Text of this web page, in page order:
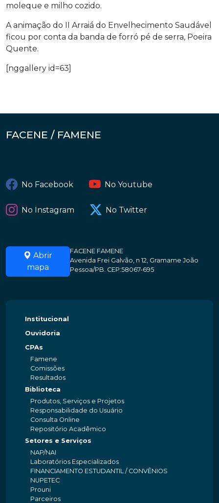
moleque e milho cozido.
A animação do II Arraiá do Envelhecimento Saudável
ficou por conta da banda de forró pé de serra, Poeira
Quente.
[nggallery id=63]
FACENE / FAMENE
No Facebook No Youtube
No Instagram No Twitter
Abrir
mapa
FACENE FAMENE
Avenida Frei Galvão, n 12, Gramame João
Pessoa/PB. CEP:58067-695
Institucional
Ouvidoria
CPAs
Famene
Comissões
Resultados
Biblioteca
Produtos, Serviços e Projetos
Responsabilidade do Usuário
Consulta Online
Repositório Acadêmico
Setores e Serviços
NAP/NAI
Laboratórios Especializados
FINANCIAMENTO ESTUDANTIL / CONVÊNIOS
NUPETEC
Prouni
Parceiros